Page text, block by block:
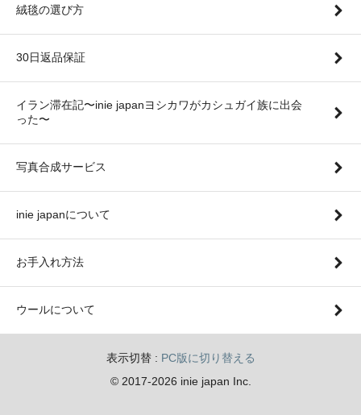
絨毯の選び方
30日返品保証
イラン滞在記〜inie japanヨシカワがカシュガイ族に出会
った〜
写真合成サービス
inie japanについて
お手入れ方法
ウールについて
表示切替 : PC版に切り替える
© 2017-2026 inie japan Inc.